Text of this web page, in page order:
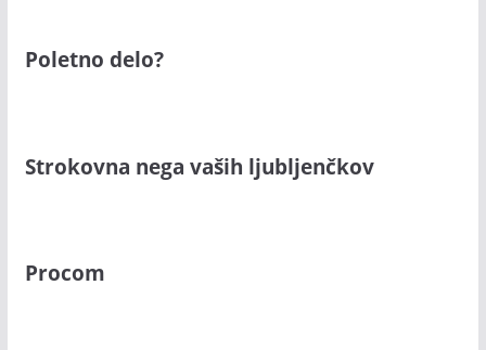
Poletno delo?
Strokovna nega vaših ljubljenčkov
Procom